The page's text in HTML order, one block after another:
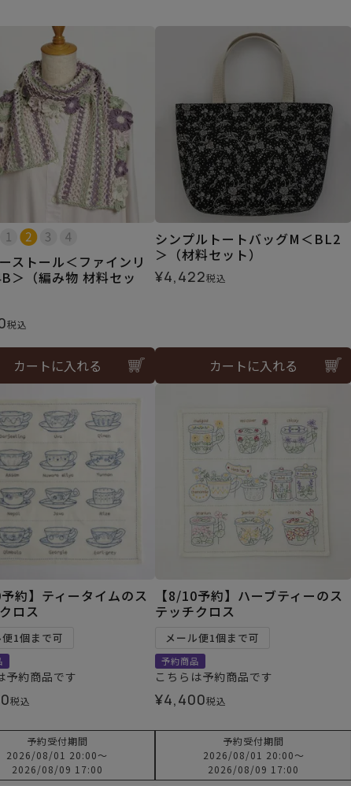
ストール＜ファインリ
＞（編み物 材料セッ
税込
カートに入れる
シンプルトートバッグM＜BL2
＞（材料セット）
¥4,422税込
カートに入れる
予約】ティータイムのス
ロス
1個まで可
予約商品です
税込
予約受付期間
2026/08/01 20:00〜
2026/08/09 17:00
【8/10予約】ハーブティーのス
テッチクロス
メール便1個まで可
予約商品
こちらは予約商品です
¥4,400税込
予約受付期間
2026/08/01 20:00〜
2026/08/09 17:00